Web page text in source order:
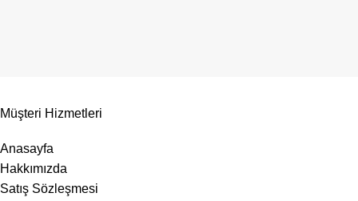
Müşteri Hizmetleri
Anasayfa
Hakkımızda
Satış Sözleşmesi